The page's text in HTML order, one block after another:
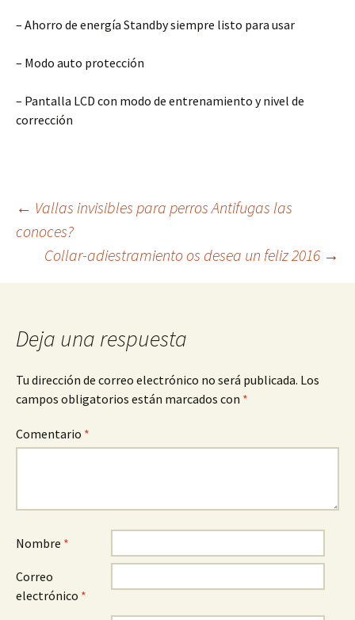
– Ahorro de energía Standby siempre listo para usar
– Modo auto protección
– Pantalla LCD con modo de entrenamiento y nivel de
corrección
Navegación
← Vallas invisibles para perros Antifugas las
conoces?
Collar-adiestramiento os desea un feliz 2016 →
Deja una respuesta
Tu dirección de correo electrónico no será publicada. Los
campos obligatorios están marcados con *
Comentario *
Nombre *
Correo
electrónico *